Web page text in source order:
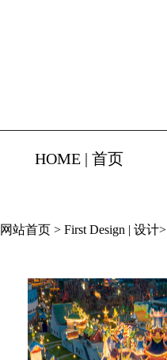
HOME | 首页
网站首页 > First Design | 设计>